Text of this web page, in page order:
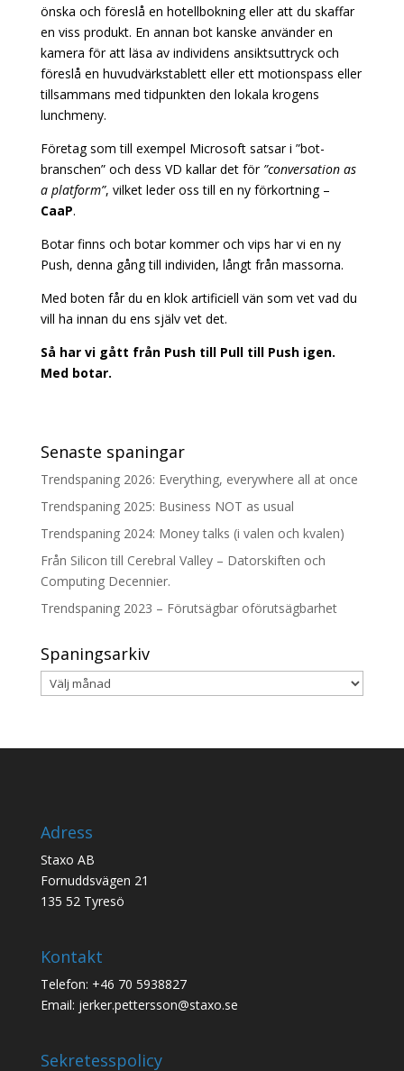
önska och föreslå en hotellbokning eller att du skaffar
en viss produkt. En annan bot kanske använder en
kamera för att läsa av individens ansiktsuttryck och
föreslå en huvudvärkstablett eller ett motionspass eller
tillsammans med tidpunkten den lokala krogens
lunchmeny.
Företag som till exempel Microsoft satsar i ”bot-
branschen” och dess VD kallar det för ”conversation as
a platform”, vilket leder oss till en ny förkortning –
CaaP.
Botar finns och botar kommer och vips har vi en ny
Push, denna gång till individen, långt från massorna.
Med boten får du en klok artificiell vän som vet vad du
vill ha innan du ens själv vet det.
Så har vi gått från Push till Pull till Push igen.
Med botar.
Senaste spaningar
Trendspaning 2026: Everything, everywhere all at once
Trendspaning 2025: Business NOT as usual
Trendspaning 2024: Money talks (i valen och kvalen)
Från Silicon till Cerebral Valley – Datorskiften och
Computing Decennier.
Trendspaning 2023 – Förutsägbar oförutsägbarhet
Spaningsarkiv
Spaningsarkiv
Adress
Staxo AB
Fornuddsvägen 21
135 52 Tyresö
Kontakt
Telefon: +46 70 5938827
Email: jerker.pettersson@staxo.se
Sekretesspolicy